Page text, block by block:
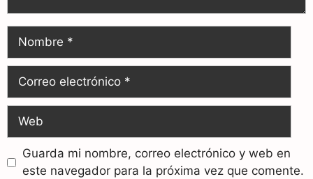
Guarda mi nombre, correo electrónico y web en
este navegador para la próxima vez que comente.